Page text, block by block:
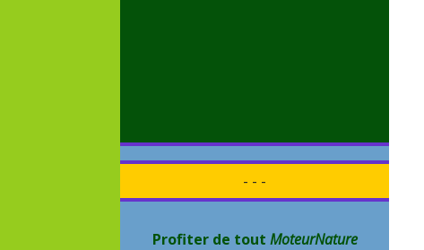
- - -
Profiter de tout MoteurNature